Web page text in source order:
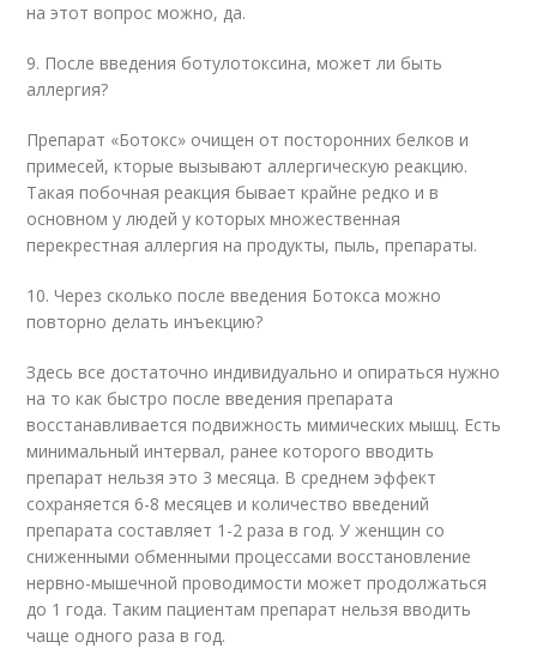
на этот вопрос можно, да.
9. После введения ботулотоксина, может ли быть
аллергия?
Препарат «Ботокс» очищен от посторонних белков и
примесей, кторые вызывают аллергическую реакцию.
Такая побочная реакция бывает крайне редко и в
основном у людей у которых множественная
перекрестная аллергия на продукты, пыль, препараты.
10. Через сколько после введения Ботокса можно
повторно делать инъекцию?
Здесь все достаточно индивидуально и опираться нужно
на то как быстро после введения препарата
восстанавливается подвижность мимических мышц. Есть
минимальный интервал, ранее которого вводить
препарат нельзя это 3 месяца. В среднем эффект
сохраняется 6-8 месяцев и количество введений
препарата составляет 1-2 раза в год. У женщин со
сниженными обменными процессами восстановление
нервно-мышечной проводимости может продолжаться
до 1 года. Таким пациентам препарат нельзя вводить
чаще одного раза в год.